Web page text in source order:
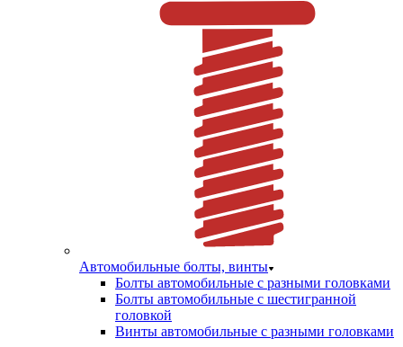
Автомобильные болты, винты
Болты автомобильные с разными головками
Болты автомобильные с шестигранной
головкой
Винты автомобильные с разными головками